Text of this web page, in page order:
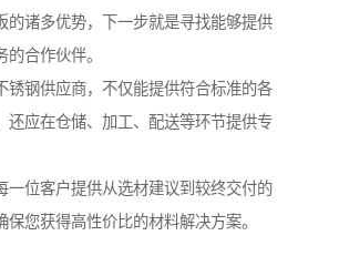
的诸多优势，下一步就是寻找能够提供
合作伙伴。
锈钢供应商，不仅能提供符合标准的各
还应在仓储、加工、配送等环节提供专
一位客户提供从选材建议到较终交付的
保您获得高性价比的材料解决方案。